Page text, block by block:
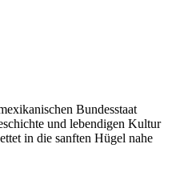
Bundesstaat
und lebendigen Kultur
in die sanften Hügel nahe